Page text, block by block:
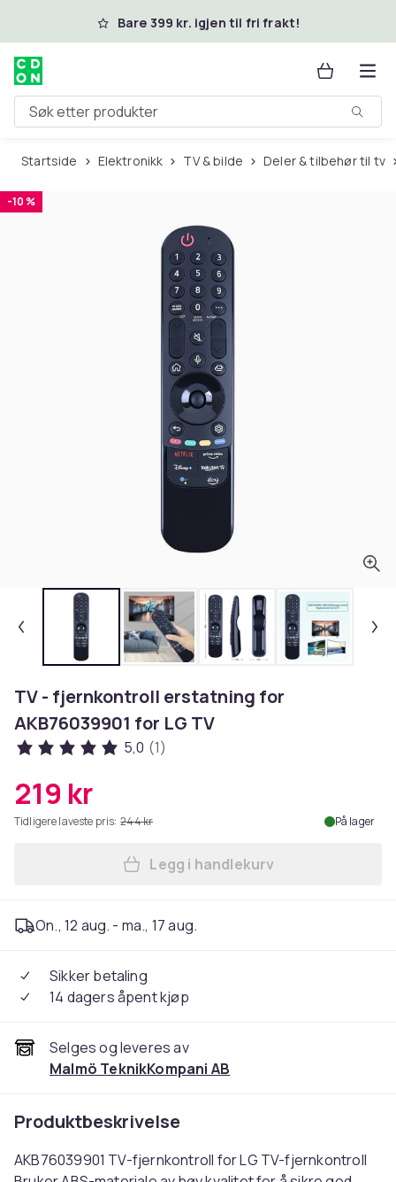
Hopp til hovedinnholdBare 399 kr. igjen til fri frakt!
Søk etter produkter
Startside Elektronikk TV & bilde Deler & tilbehør til tv
-10 %
TV - fjernkontroll erstatning for
AKB76039901 for LG TV
5,0 (1)
219 kr
Tidligere laveste pris: 244 kr På lager
Legg TV - fjernkontroll
Legg i handlekurv
On., 12 aug. - ma., 17 aug.
Sikker betaling
14 dagers åpent kjøp
Selges og leveres av
Malmö TeknikKompani AB
Produktbeskrivelse
AKB76039901 TV-fjernkontroll for LG TV-fjernkontroll